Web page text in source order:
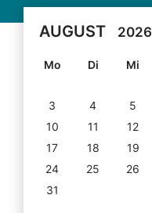
AUGUST 2026
Mo Di Mi
3
4 5
10
11 12
17
18 19
24
25 26
31